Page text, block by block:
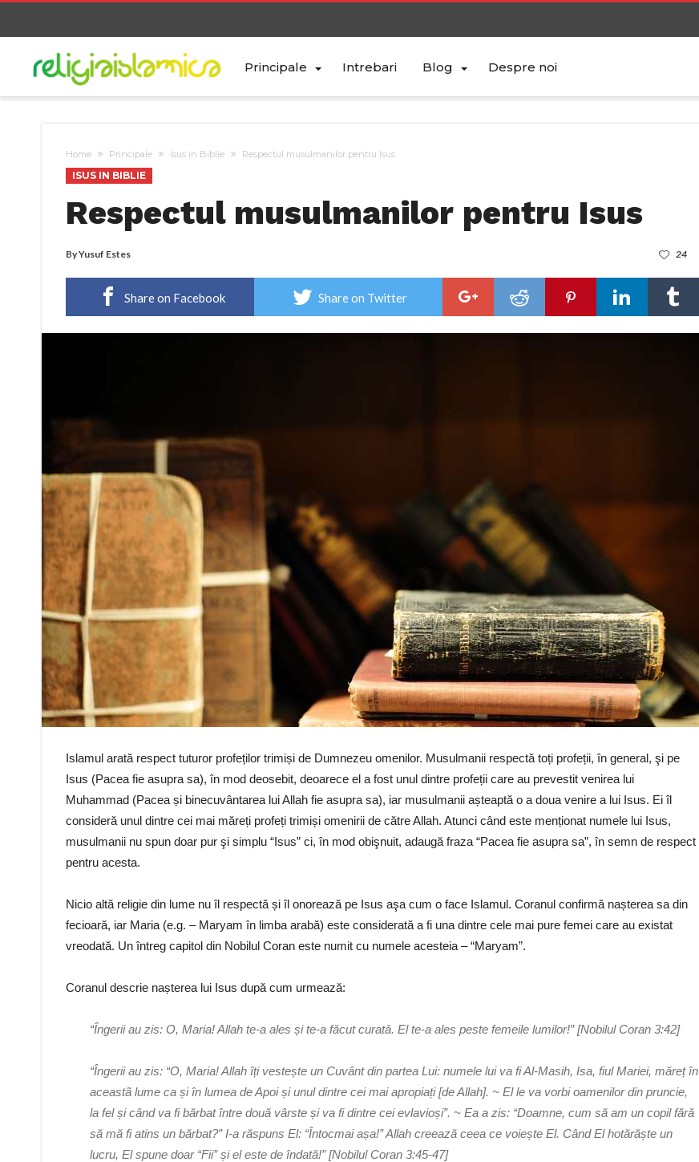
Principale Intrebari Blog Despre noi
Home Principale Isus in Biblie Respectul musulmanilor pentru Isus
ISUS IN BIBLIE
Respectul musulmanilor pentru Isus
ByYusuf Estes 24
Share on Facebook Share on Twitter
Islamul arată respect tuturor profeților trimiși de Dumnezeu omenilor. Musulmanii respectă toți profeții, în general, şi pe
Isus (Pacea fie asupra sa), în mod deosebit, deoarece el a fost unul dintre profeții care au prevestit venirea lui
Muhammad (Pacea și binecuvântarea lui Allah fie asupra sa), iar musulmanii așteaptă o a doua venire a lui Isus. Ei îl
consideră unul dintre cei mai măreți profeți trimiși omenirii de către Allah. Atunci când este menționat numele lui Isus,
musulmanii nu spun doar pur şi simplu “Isus” ci, în mod obişnuit, adaugă fraza “Pacea fie asupra sa”, în semn de respect
pentru acesta.
Nicio altă religie din lume nu îl respectă și îl onorează pe Isus aşa cum o face Islamul. Coranul confirmă nașterea sa din
fecioară, iar Maria (e.g. – Maryam în limba arabă) este considerată a fi una dintre cele mai pure femei care au existat
vreodată. Un întreg capitol din Nobilul Coran este numit cu numele acesteia – “Maryam”.
Coranul descrie nașterea lui Isus după cum urmează:
“Îngerii au zis: O, Maria! Allah te-a ales și te-a făcut curată. El te-a ales peste femeile lumilor!” [Nobilul Coran 3:42]
“Îngerii au zis: “O, Maria! Allah îți vestește un Cuvânt din partea Lui: numele lui va fi Al-Masih, Isa, fiul Mariei, măreț în
aceastã lume ca și în lumea de Apoi și unul dintre cei mai apropiați [de Allah]. ~ El le va vorbi oamenilor din pruncie,
la fel și când va fi bărbat între două vârste și va fi dintre cei evlavioși”. ~ Ea a zis: “Doamne, cum să am un copil fără
să mă fi atins un bărbat?” I-a răspuns El: “Întocmai așa!” Allah creează ceea ce voiește El. Când El hotărăște un
lucru, El spune doar “Fii” și el este de îndată!” [Nobilul Coran 3:45-47]